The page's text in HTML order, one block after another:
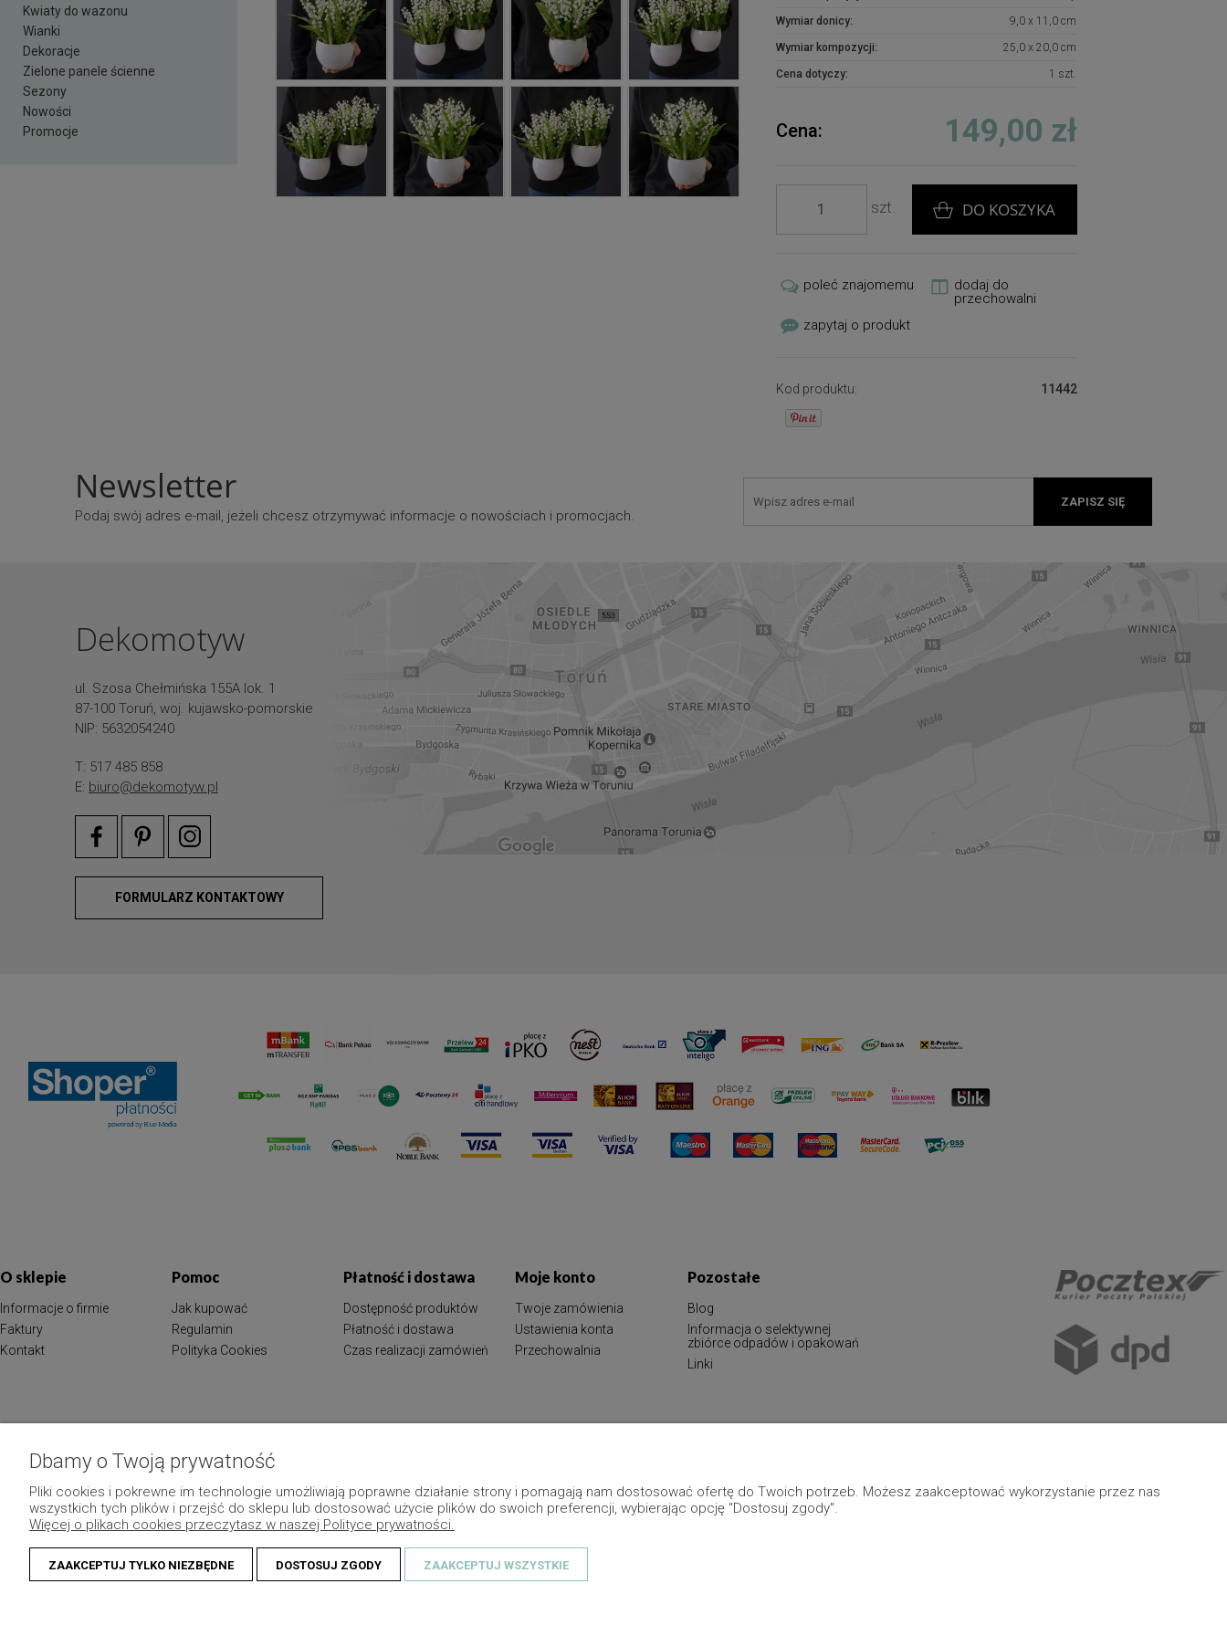
Kwiaty do wazonu
Wianki
Dekoracje
Zielone panele ścienne
Sezony
Nowości
Promocje
Wymiar donicy: 9,0 x 11,0 cm
Wymiar kompozycji: 25,0 x 20,0 cm
Cena dotyczy: 1 szt.
Cena: 149,00 zł
szt. DO KOSZYKA
poleć znajomemu
dodaj do
przechowalni
zapytaj o produkt
Kod produktu: 11442
Newsletter
Podaj swój adres e-mail, jeżeli chcesz otrzymywać informacje o nowościach i promocjach.
ZAPISZ SIĘ
Dekomotyw
ul. Szosa Chełmińska 155A lok. 1
87-100 Toruń, woj. kujawsko-pomorskie
NIP: 5632054240
T: 517 485 858
E: biuro@dekomotyw.pl
FORMULARZ KONTAKTOWY
O sklepie
Informacje o firmie
Faktury
Kontakt
Pomoc
Jak kupować
Regulamin
Polityka Cookies
Płatność i dostawa
Dostępność produktów
Płatność i dostawa
Czas realizacji zamówień
Moje konto
Twoje zamówienia
Ustawienia konta
Przechowalnia
Pozostałe
Blog
Informacja o selektywnej
zbiórce odpadów i opakowań
Linki
Dbamy o Twoją prywatność
Pliki cookies i pokrewne im technologie umożliwiają poprawne działanie strony i pomagają nam dostosować ofertę do Twoich potrzeb. Możesz zaakceptować wykorzystanie przez nas
wszystkich tych plików i przejść do sklepu lub dostosować użycie plików do swoich preferencji, wybierając opcję "Dostosuj zgody".
Więcej o plikach cookies przeczytasz w naszej Polityce prywatności.
ZAAKCEPTUJ TYLKO NIEZBĘDNE DOSTOSUJ ZGODY ZAAKCEPTUJ WSZYSTKIE